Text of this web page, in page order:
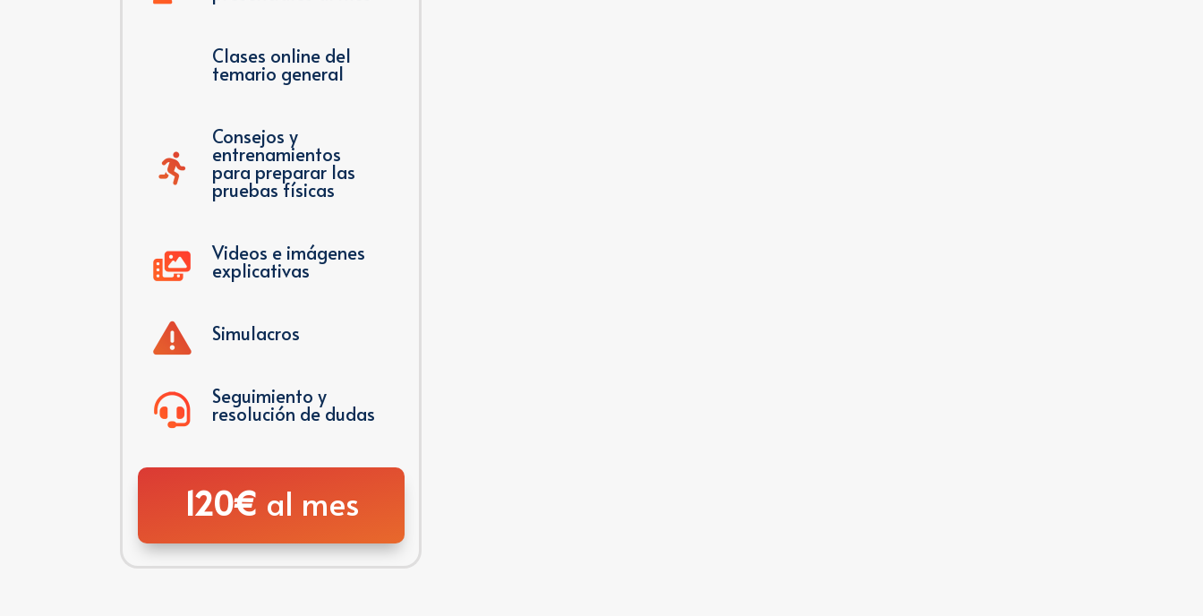
Clases online del
temario general
Consejos y
entrenamientos
para preparar las
pruebas físicas
Videos e imágenes
explicativas
Simulacros
Seguimiento y
resolución de dudas
120€ al mes